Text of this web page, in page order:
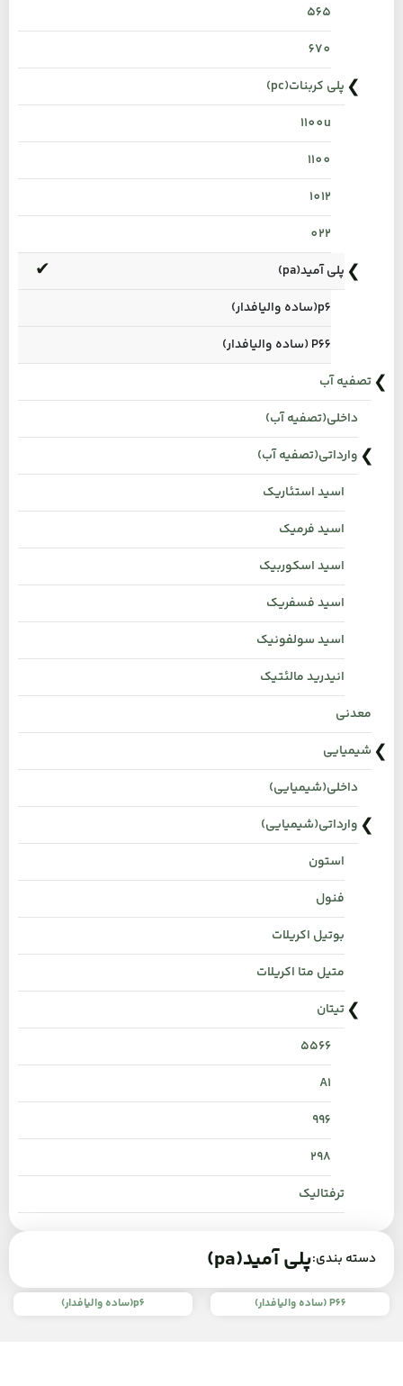
565
670
پلی کربنات(pc)
1100u
1100
1012
022
پلی آمید(pa)
p6(ساده والیافدار)
P66 (ساده والیافدار)
تصفیه آب
داخلی(تصفیه آب)
وارداتی(تصفیه آب)
اسید استئاریک
اسید فرمیک
اسید اسکوربیک
اسید فسفریک
اسید سولفونیک
انیدرید مالئتیک
معدنی
شیمیایی
داخلی(شیمیایی)
وارداتی(شیمیایی)
استون
فنول
بوتیل اکریلات
متیل متا اکریلات
تیتان
۵۵۶۶
A1
996
298
ترفتالیک
دسته بندی:پلی آمید(pa)
P66 (ساده والیافدار) p6(ساده والیافدار)